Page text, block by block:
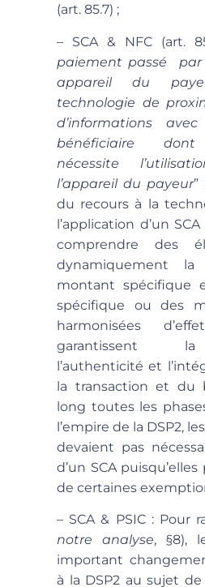
(art. 85.7) ;
– SCA & NFC (art.
paiement passé par
appareil du
technologie de
d’informations
bénéficiaire dont
nécessite
l’appareil du payeur”
du recours à la
l’application d’un
comprendre des
dynamiquement
montant spécifique
spécifique ou des
harmonisées
garantissent la
l’authenticité et
la transaction et du
long toutes les
l’empire de la DSP2,
devaient pas
d’un SCA
de certaines
– SCA & PSIC: Pour
notre analyse, §8),
important
à la DSP2 au sujet de